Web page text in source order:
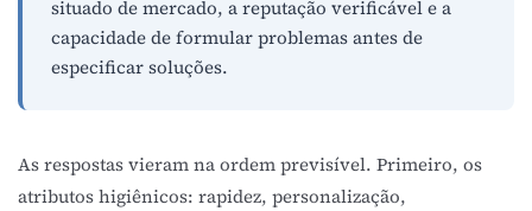
situado de mercado, a reputação verificável e a
capacidade de formular problemas antes de
especificar soluções.
As respostas vieram na ordem previsível. Primeiro, os
atributos higiênicos: rapidez, personalização,